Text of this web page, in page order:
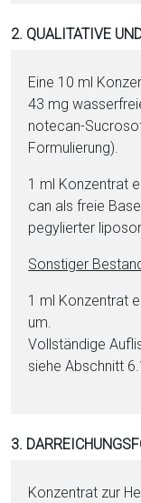
2. QUALITATIVE
Eine 10 ml
43 mg
no­te­can-
Formulierung).
1 ml Konzentrat
can als freie
pegylierter
Sonstiger
1 ml Konzentrat
um.
Vollständige
siehe Abschnitt
3.
Konzentrat zur